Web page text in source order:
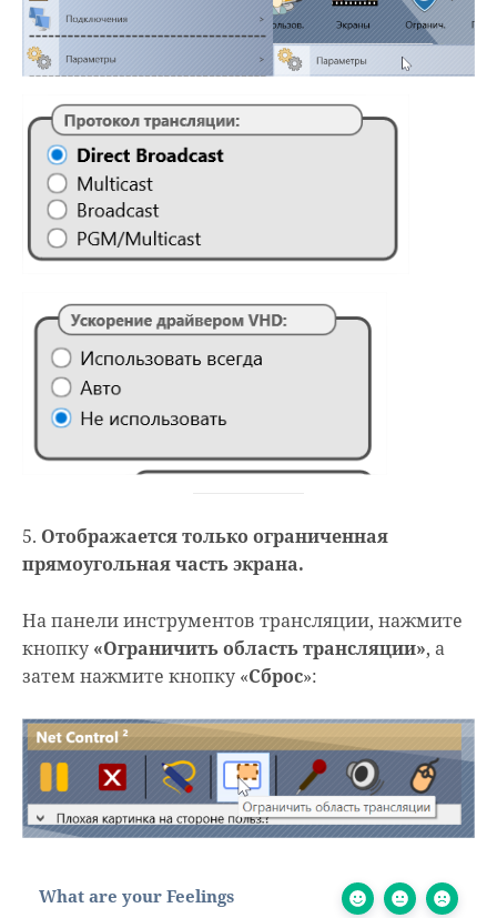
5. Отображается только ограниченная
прямоугольная часть экрана.
На панели инструментов трансляции, нажмите
кнопку «Ограничить область трансляции», а
затем нажмите кнопку «Сброс»:
What are your Feelings